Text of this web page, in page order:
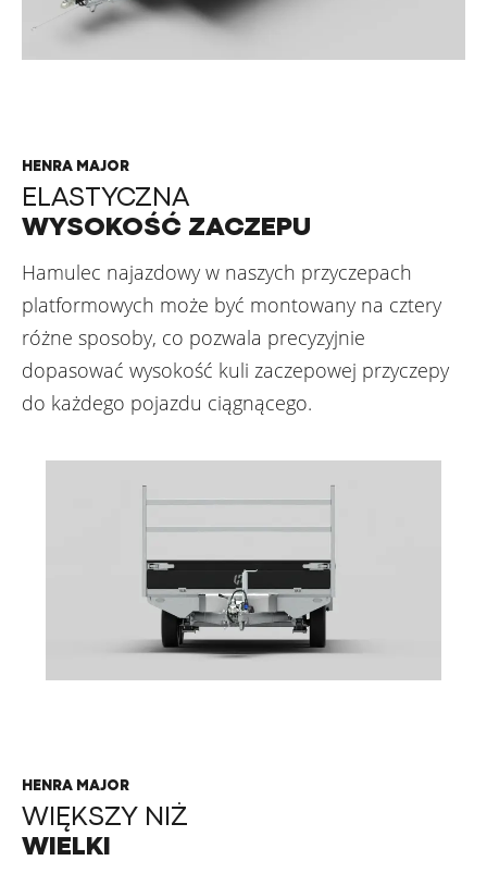
HENRA MAJOR
ELASTYCZNA
WYSOKOŚĆ ZACZEPU
Hamulec najazdowy w naszych przyczepach
platformowych może być montowany na cztery
różne sposoby, co pozwala precyzyjnie
dopasować wysokość kuli zaczepowej przyczepy
do każdego pojazdu ciągnącego.
HENRA MAJOR
WIĘKSZY NIŻ
WIELKI